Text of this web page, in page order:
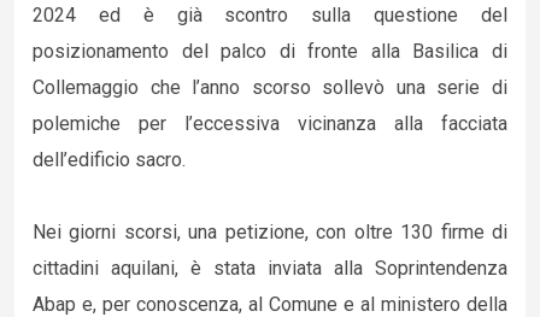
2024 ed è già scontro sulla questione del
posizionamento del palco di fronte alla Basilica di
Collemaggio che l’anno scorso sollevò una serie di
polemiche per l’eccessiva vicinanza alla facciata
dell’edificio sacro.
Nei giorni scorsi, una petizione, con oltre 130 firme di
cittadini aquilani, è stata inviata alla Soprintendenza
Abap e, per conoscenza, al Comune e al ministero della